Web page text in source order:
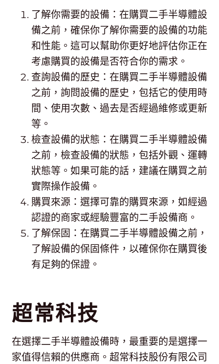
了解你需要的設備：在購買二手半導體設
備之前，確保你了解你需要的設備的功能
和性能。這可以幫助你更好地評估你正在
考慮購買的設備是否符合你的需求。
查詢設備的歷史：在購買二手半導體設備
之前，詢問設備的歷史，包括它的使用時
間、使用次數、過去是否經過維修或更新
等。
檢查設備的狀態：在購買二手半導體設備
之前，檢查設備的狀態，包括外觀、運轉
狀態等。如果可能的話，建議在購買之前
實際操作設備。
購買來源：選擇可靠的購買來源，如經過
認證的商家或經驗豐富的二手設備商。
了解保固：在購買二手半導體設備之前，
了解設備的保固條件，以確保你在購買後
有足夠的保證。
超常科技
在選擇二手半導體設備時，最重要的是選擇一
家值得信賴的供應商。超常科技股份有限公司